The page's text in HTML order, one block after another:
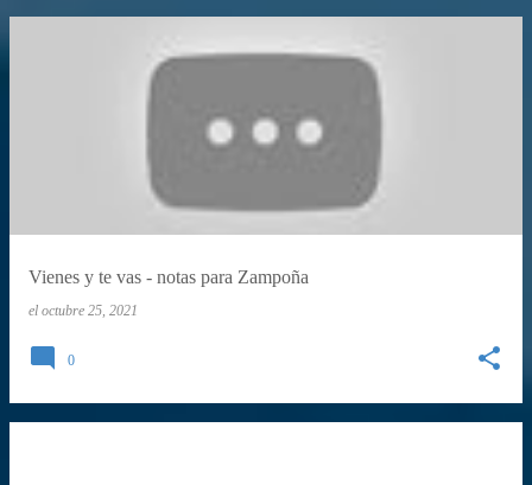
Vienes y te vas - notas para Zampoña
el octubre 25, 2021
0